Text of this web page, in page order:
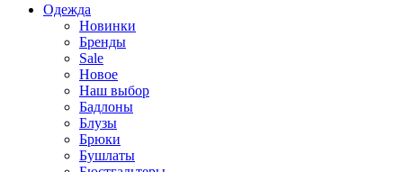
Одежда
Новинки
Бренды
Sale
Новое
Наш выбор
Бадлоны
Блузы
Брюки
Бушлаты